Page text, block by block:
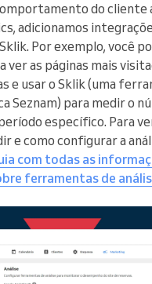
do cliente
adicionamos
Por exemplo, você
ver as páginas mais
e usar o Sklik (uma
Seznam) para medir o
específico. Para
e como configurar a
com todas as
ferramentas de